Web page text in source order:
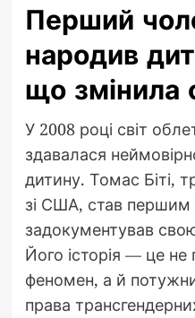
Перший
народив
що змінила
У 2008 році світ
здавалася
дитину. Томас Біті,
зі США, став першим
задокументував свою
Його історія — це
феномен, а й
права